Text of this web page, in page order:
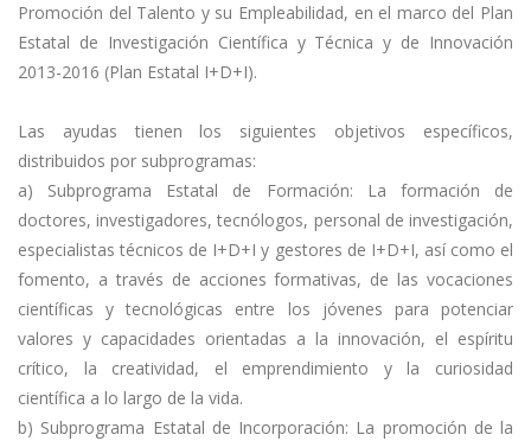
Promoción del Talento y su Empleabilidad, en el marco del Plan
Estatal de Investigación Científica y Técnica y de Innovación
2013-2016 (Plan Estatal I+D+I).
Las ayudas tienen los siguientes objetivos específicos,
distribuidos por subprogramas:
a) Subprograma Estatal de Formación: La formación de
doctores, investigadores, tecnólogos, personal de investigación,
especialistas técnicos de I+D+I y gestores de I+D+I, así como el
fomento, a través de acciones formativas, de las vocaciones
científicas y tecnológicas entre los jóvenes para potenciar
valores y capacidades orientadas a la innovación, el espíritu
crítico, la creatividad, el emprendimiento y la curiosidad
científica a lo largo de la vida.
b) Subprograma Estatal de Incorporación: La promoción de la